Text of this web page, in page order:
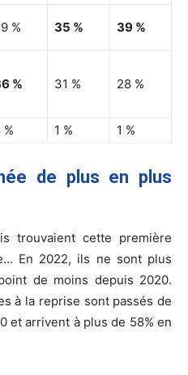
% 35 % 39 %
% 31 % 28 %
% 1 % 1 %
de plus en plus
trouvaient cette première
En 2022, ils ne sont plus
de moins depuis 2020.
à la reprise sont passés de
et arrivent à plus de 58% en